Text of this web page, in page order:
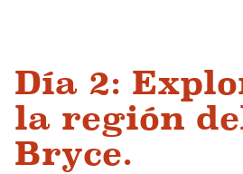
Día 2:
la región
Bryce.